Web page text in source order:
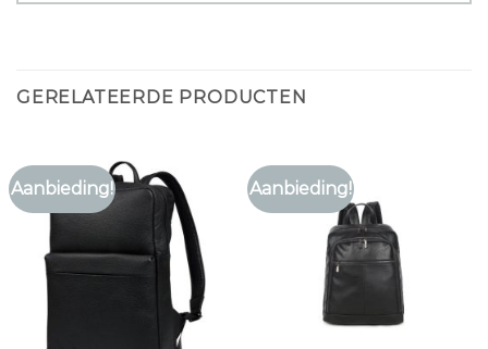
GERELATEERDE PRODUCTEN
Aanbieding! Aanbieding!